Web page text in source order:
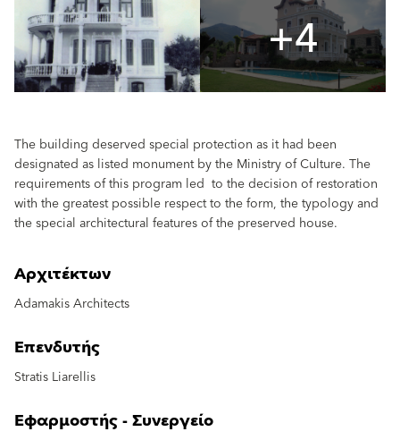
+4
The building deserved special protection as it had been
designated as listed monument by the Ministry of Culture. The
requirements of this program led to the decision of restoration
with the greatest possible respect to the form, the typology and
the special architectural features of the preserved house.
Αρχιτέκτων
Adamakis Architects
Επενδυτής
Stratis Liarellis
Εφαρμοστής - Συνεργείο